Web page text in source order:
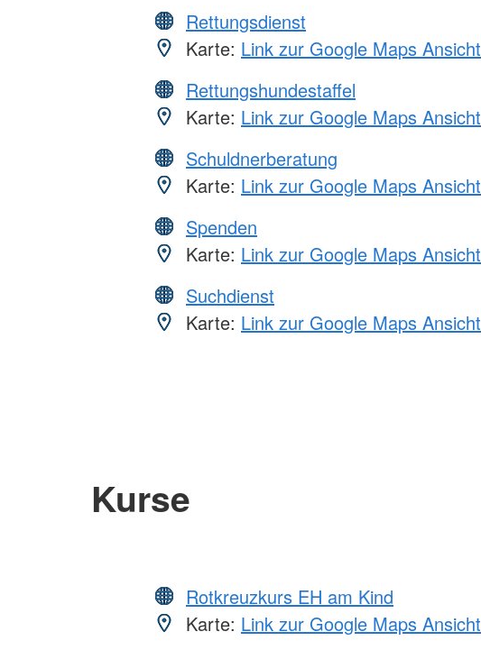
Rettungsdienst
Karte: Link zur Google Maps Ansicht
Rettungshundestaffel
Karte: Link zur Google Maps Ansicht
Schuldnerberatung
Karte: Link zur Google Maps Ansicht
Spenden
Karte: Link zur Google Maps Ansicht
Suchdienst
Karte: Link zur Google Maps Ansicht
Kurse
Rotkreuzkurs EH am Kind
Karte: Link zur Google Maps Ansicht